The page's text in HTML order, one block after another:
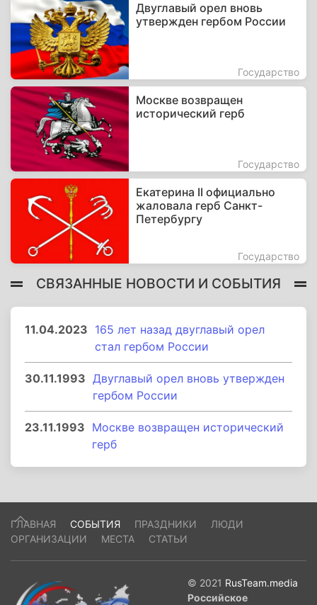
Двуглавый орел вновь
утвержден гербом России
Государство
Москве возвращен
исторический герб
Государство
Екатерина II официально
жаловала герб Санкт-
Петербургу
Государство
СВЯЗАННЫЕ НОВОСТИ И СОБЫТИЯ
11.04.2023 165 лет назад двуглавый орел
стал гербом России
30.11.1993 Двуглавый орел вновь утвержден
гербом России
23.11.1993 Москве возвращен исторический
герб
ГЛАВНАЯ СОБЫТИЯ ПРАЗДНИКИ
ЛЮДИ
ОРГАНИЗАЦИИ
МЕСТА СТАТЬИ
© 2021 RusTeam.media
Российское